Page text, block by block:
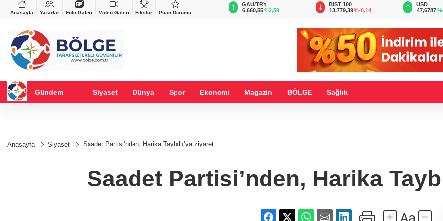
Anasayfa Yazarlar Foto Galeri Video Galeri Fikstür Puan Durumu
%-0,22
VND
0,0018
%0,32
GAU/TRY
6.660,55%2,59
BIST 100
13.779,39%-0,14
USD
47,6787%0,18
EUR
55,1254
Gündem Siyaset Dünya Spor Ekonomi Magazin BÖLGE Sağlık
Anasayfa Siyaset Saadet Partisi’nden, Harika Taybıllı’ya ziyaret
Saadet Partisi’nden, Harika